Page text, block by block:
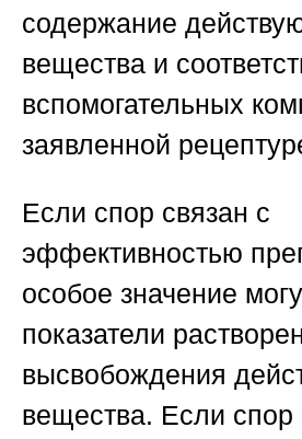
содержание
вещества и
вспомогательных
заявленной
Если спор связан с
эффективностью
особое значение
показатели
высвобождения
вещества. Если спор